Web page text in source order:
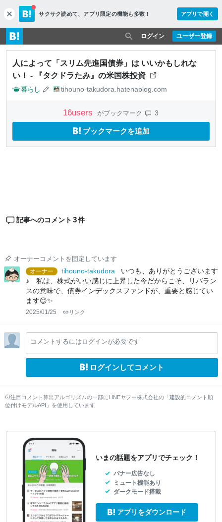
c
l
o
s
e
サクサク読めて、 アプリ限定の機能も多数！ アプリで開く
ユーザー登録
ログイン
人によって「スリム先進国債券」は いいかもしれな
い！ - 『タクドラたみ』の米国株投資
暮らし tihouno-takudora.hatenablog.com
16users がブックマーク 3
ブックマークを追加
記事へのコメント 3件
オーナーコメントを固定しています
オーナー
tihouno-takudora
いつも、ありがとうございます
♪ 私は、株式がいい感じに上昇した今だからこそ、リバラン
スの意味で、債券インデックスファンドが、重要と感じてい
ます😊✨
2025/01/25 リンク
コメントするにはログインが必要です
ログインしてコメント
注目コメント算出アルゴリズムの一部にLINEヤフー株式会社の「建設的コメント順
位付けモデルAPI」を使用しています
いまの話題をアプリでチェック！
バナー広告なし
ミュート機能あり
ダークモード搭載
アプリをダウンロード